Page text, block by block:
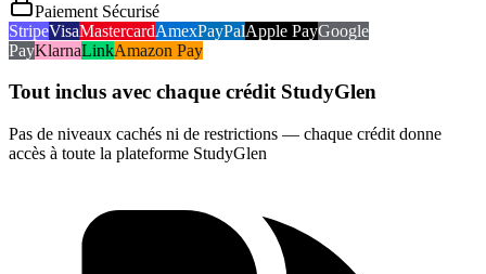
Paiement Sécurisé
StripeVisaMastercardAmexPayPalApple PayGoogle
PayKlarnaLinkAmazon Pay
Tout inclus avec chaque crédit StudyGlen
Pas de niveaux cachés ni de restrictions — chaque crédit donne
accès à toute la plateforme StudyGlen